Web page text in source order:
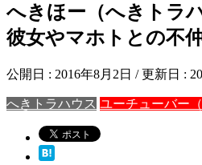
へきほー（へきトラ
彼女やマホトとの不
公開日 : 2016年8月2日 / 更新日 :
へきトラハウス ユーチューバー（